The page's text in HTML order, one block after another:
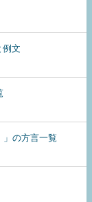
例文
」の方言一覧